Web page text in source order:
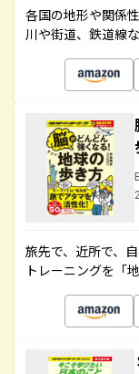
各国の地形や関係
川や街道、鉄道線
旅先で、近所で、
トレーニングを「